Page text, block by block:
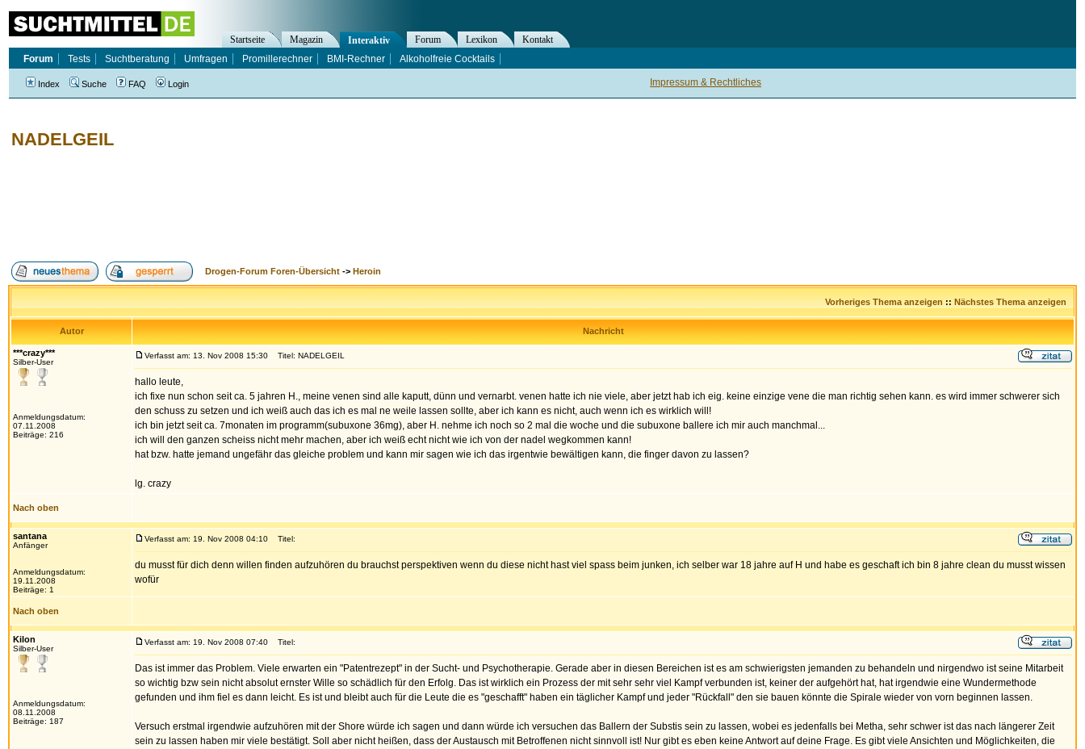
NADELGEIL
Drogen-Forum Foren-Übersicht -> Heroin
Vorheriges Thema anzeigen :: Nächstes Thema anzeigen
Autor Nachricht
***crazy***
Silber-User
Anmeldungsdatum:
07.11.2008
Beiträge: 216
Verfasst am: 13. Nov 2008 15:30 Titel: NADELGEIL
hallo leute,
ich fixe nun schon seit ca. 5 jahren H., meine venen sind alle kaputt, dünn und vernarbt. venen hatte ich nie viele, aber jetzt hab ich eig. keine einzige vene die man richtig sehen kann. es wird immer schwerer sich
den schuss zu setzen und ich weiß auch das ich es mal ne weile lassen sollte, aber ich kann es nicht, auch wenn ich es wirklich will!
ich bin jetzt seit ca. 7monaten im programm(subuxone 36mg), aber H. nehme ich noch so 2 mal die woche und die subuxone ballere ich mir auch manchmal...
ich will den ganzen scheiss nicht mehr machen, aber ich weiß echt nicht wie ich von der nadel wegkommen kann!
hat bzw. hatte jemand ungefähr das gleiche problem und kann mir sagen wie ich das irgentwie bewältigen kann, die finger davon zu lassen?
lg. crazy
Nach oben
santana
Anfänger
Anmeldungsdatum:
19.11.2008
Beiträge: 1
Verfasst am: 19. Nov 2008 04:10 Titel:
du musst für dich denn willen finden aufzuhören du brauchst perspektiven wenn du diese nicht hast viel spass beim junken, ich selber war 18 jahre auf H und habe es geschaft ich bin 8 jahre clean du musst wissen
wofür
Nach oben
Kilon
Silber-User
Anmeldungsdatum:
08.11.2008
Beiträge: 187
Verfasst am: 19. Nov 2008 07:40 Titel:
Das ist immer das Problem. Viele erwarten ein "Patentrezept" in der Sucht- und Psychotherapie. Gerade aber in diesen Bereichen ist es am schwierigsten jemanden zu behandeln und nirgendwo ist seine Mitarbeit
so wichtig bzw sein nicht absolut ernster Wille so schädlich für den Erfolg. Das ist wirklich ein Prozess der mit sehr sehr viel Kampf verbunden ist, keiner der aufgehört hat, hat irgendwie eine Wundermethode
gefunden und ihm fiel es dann leicht. Es ist und bleibt auch für die Leute die es "geschafft" haben ein täglicher Kampf und jeder "Rückfall" den sie bauen könnte die Spirale wieder von vorn beginnen lassen.
Versuch erstmal irgendwie aufzuhören mit der Shore würde ich sagen und dann würde ich versuchen das Ballern der Substis sein zu lassen, wobei es jedenfalls bei Metha, sehr schwer ist das nach längerer Zeit
sein zu lassen haben mir viele bestätigt. Soll aber nicht heißen, dass der Austausch mit Betroffenen nicht sinnvoll ist! Nur gibt es eben keine Antwort auf deine Frage. Es gibt viele Ansichten und Möglichkeiten, die
Impressum & Rechtliches
Startseite Magazin Interaktiv Forum Lexikon
Kontakt
Forum
Tests Suchtberatung Umfragen Promillerechner BMI-Rechner Alkoholfreie Cocktails
Index Suche FAQ Login